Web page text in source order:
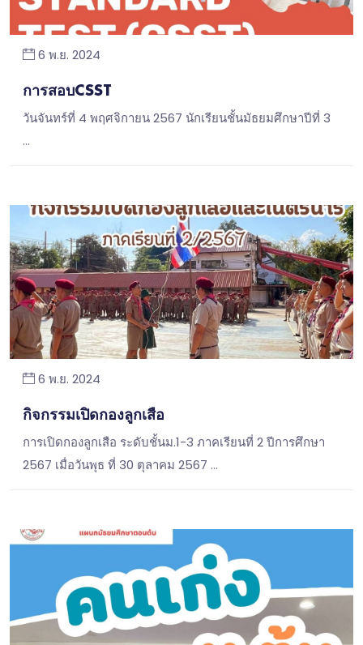
6 พ.ย. 2024
การสอบCSST
วันจันทร์ที่ 4 พฤศจิกายน 2567 นักเรียนชั้นมัธยมศึกษาปีที่ 3
…
6 พ.ย. 2024
กิจกรรมเปิดกองลูกเสือ
การเปิดกองลูกเสือ ระดับชั้นม.1-3 ภาคเรียนที่ 2 ปีการศึกษา
2567 เมื่อวันพุธ ที่ 30 ตุลาคม 2567 …